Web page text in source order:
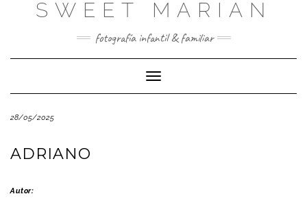
SWEET MARIAN
fotografía infantil & familiar
Cambiar
modo
28/05/2025
ADRIANO
Autor: